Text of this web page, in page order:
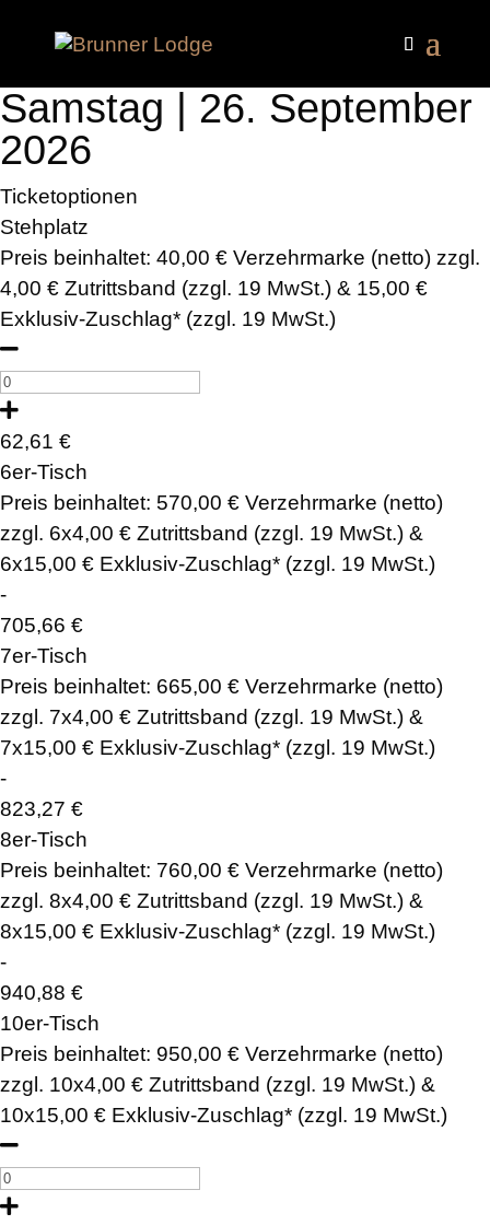
Samstag | 26. September
2026
Ticketoptionen
Stehplatz
Preis beinhaltet: 40,00 € Verzehrmarke (netto) zzgl.
4,00 € Zutrittsband (zzgl. 19 MwSt.) & 15,00 €
Exklusiv-Zuschlag* (zzgl. 19 MwSt.)
62,61 €
6er-Tisch
Preis beinhaltet: 570,00 € Verzehrmarke (netto)
zzgl. 6x4,00 € Zutrittsband (zzgl. 19 MwSt.) &
6x15,00 € Exklusiv-Zuschlag* (zzgl. 19 MwSt.)
-
705,66 €
7er-Tisch
Preis beinhaltet: 665,00 € Verzehrmarke (netto)
zzgl. 7x4,00 € Zutrittsband (zzgl. 19 MwSt.) &
7x15,00 € Exklusiv-Zuschlag* (zzgl. 19 MwSt.)
-
823,27 €
8er-Tisch
Preis beinhaltet: 760,00 € Verzehrmarke (netto)
zzgl. 8x4,00 € Zutrittsband (zzgl. 19 MwSt.) &
8x15,00 € Exklusiv-Zuschlag* (zzgl. 19 MwSt.)
-
940,88 €
10er-Tisch
Preis beinhaltet: 950,00 € Verzehrmarke (netto)
zzgl. 10x4,00 € Zutrittsband (zzgl. 19 MwSt.) &
10x15,00 € Exklusiv-Zuschlag* (zzgl. 19 MwSt.)